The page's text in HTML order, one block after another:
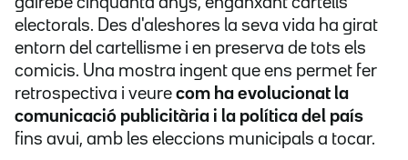
electorals. Des d'aleshores la seva vida ha girat
entorn del cartellisme i en preserva de tots els
comicis. Una mostra ingent que ens permet fer
retrospectiva i veure com ha evolucionat la
comunicació publicitària i la política del país
fins avui, amb les eleccions municipals a tocar.